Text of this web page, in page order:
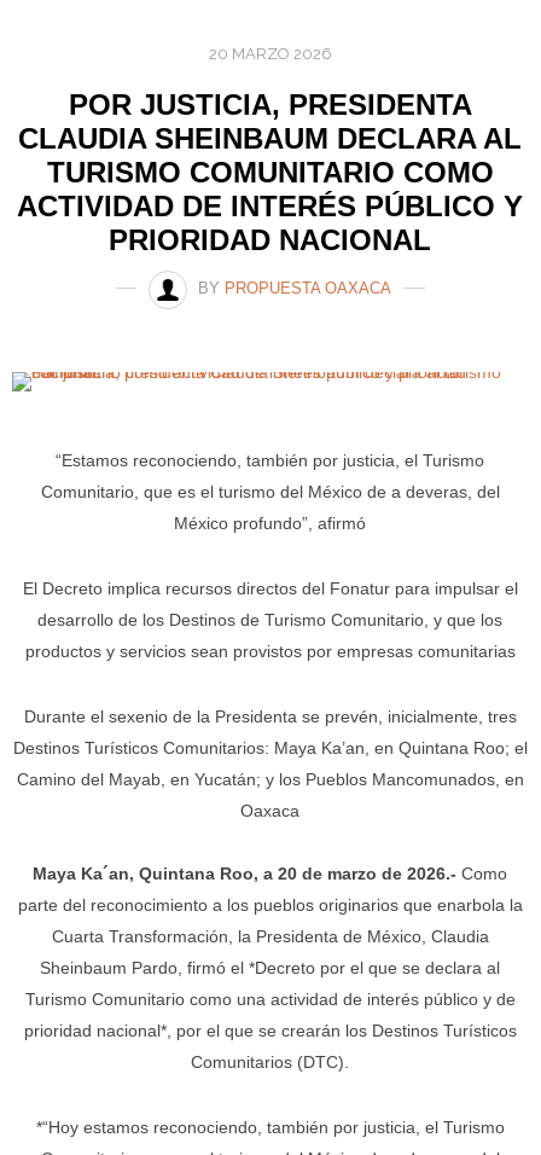
20 MARZO 2026
POR JUSTICIA, PRESIDENTA
CLAUDIA SHEINBAUM DECLARA AL
TURISMO COMUNITARIO COMO
ACTIVIDAD DE INTERÉS PÚBLICO Y
PRIORIDAD NACIONAL
BY PROPUESTA OAXACA
“Estamos reconociendo, también por justicia, el Turismo
Comunitario, que es el turismo del México de a deveras, del
México profundo”, afirmó
El Decreto implica recursos directos del Fonatur para impulsar el
desarrollo de los Destinos de Turismo Comunitario, y que los
productos y servicios sean provistos por empresas comunitarias
Durante el sexenio de la Presidenta se prevén, inicialmente, tres
Destinos Turísticos Comunitarios: Maya Ka’an, en Quintana Roo; el
Camino del Mayab, en Yucatán; y los Pueblos Mancomunados, en
Oaxaca
Maya Ka´an, Quintana Roo, a 20 de marzo de 2026.- Como
parte del reconocimiento a los pueblos originarios que enarbola la
Cuarta Transformación, la Presidenta de México, Claudia
Sheinbaum Pardo, firmó el *Decreto por el que se declara al
Turismo Comunitario como una actividad de interés público y de
prioridad nacional*, por el que se crearán los Destinos Turísticos
Comunitarios (DTC).
*“Hoy estamos reconociendo, también por justicia, el Turismo